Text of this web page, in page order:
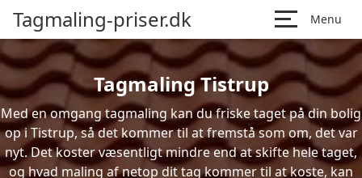
Tagmaling-priser.dk Menu
Tagmaling Tistrup
Med en omgang tagmaling kan du friske taget på din bolig
op i Tistrup, så det kommer til at fremstå som om, det var
nyt. Det koster væsentligt mindre end at skifte hele taget,
og hvad maling af netop dit tag kommer til at koste, kan